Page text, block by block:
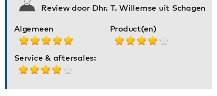
Review door Dhr. T. Willemse uit Schagen
Algemeen Product(en)
Service & aftersales: